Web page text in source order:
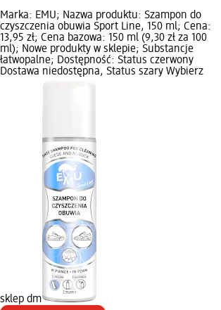
Marka: EMU; Nazwa produktu: Szampon do
czyszczenia obuwia Sport Line, 150 ml; Cena:
13,95 zł; Cena bazowa: 150 ml (9,30 zł za 100
ml); Nowe produkty w sklepie; Substancje
łatwopalne; Dostępność: Status czerwony
Dostawa niedostępna, Status szary Wybierz
sklep dm